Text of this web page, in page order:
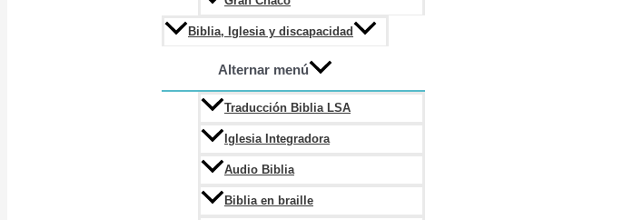
Biblia, Iglesia y discapacidad
Alternar menú
Traducción Biblia LSA
Iglesia Integradora
Audio Biblia
Biblia en braille